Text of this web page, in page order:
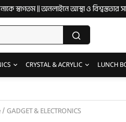
|| অনলাইনে আস্থা ও বিশ্বস্ততার সাথে
CRYSTAL & ACRYLIC LUNCH
/GADGET & ELECTRONICS